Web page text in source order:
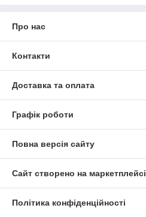
Про нас
Контакти
Доставка та оплата
Графік роботи
Повна версія сайту
Сайт створено на маркетплейсі
Політика конфіденційності